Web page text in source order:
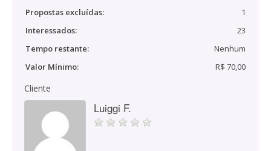
Propostas excluídas:
1
Interessados:
23
Tempo restante:
Nenhum
Valor Mínimo:
R$ 70,00
Cliente
Luiggi F.